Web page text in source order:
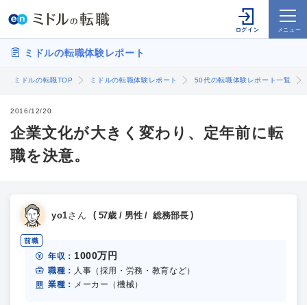
ミドルの転職体験レポート
ミドルの転職TOP ミドルの転職体験レポート 50代の転職体験レポート一覧
2016/12/20
企業文化が大きく変わり、定年前に転
職を決意。
yo1さん 57歳 / 男性 / 総務部長
前職
年収： 1000万円
職種： 人事（採用・労務・教育など）
業種： メーカー（機械）